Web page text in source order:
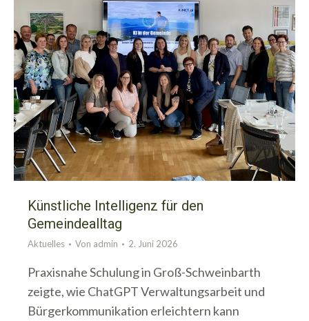
Künstliche Intelligenz für den
Gemeindealltag
Aktuelles Von admin 2. Juni 2026
Praxisnahe Schulung in Groß-Schweinbarth
zeigte, wie ChatGPT Verwaltungsarbeit und
Bürgerkommunikation erleichtern kann